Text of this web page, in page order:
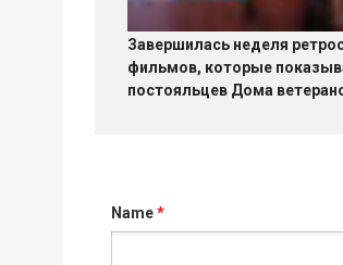
Завершилась неделя
фильмов, которые
постояльцев Дома
Name*